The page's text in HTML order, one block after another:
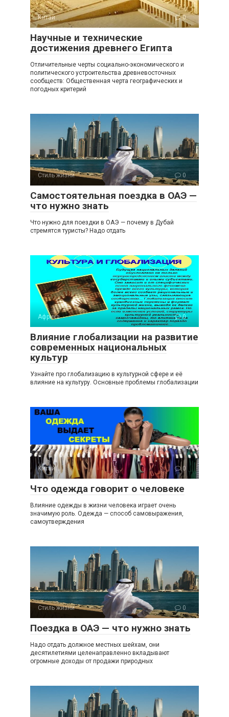
Китай 0
Научные и технические
достижения древнего Египта
Отличительные черты социально-экономического и
политического устроительства древневосточных
сообществ: Общественная черта географических и
погодных критерий
Стиль жизни 0
Самостоятельная поездка в ОАЭ —
что нужно знать
Что нужно для поездки в ОАЭ — почему в Дубай
стремятся туристы? Надо отдать
Африка 0
Влияние глобализации на развитие
современных национальных
культур
Узнайте про глобализацию в культурной сфере и её
влияние на культуру. Основные проблемы глобализации
Китай 0
Что одежда говорит о человеке
Влияние одежды в жизни человека играет очень
значимую роль. Одежда — способ самовыражения,
самоутверждения
Стиль жизни 0
Поездка в ОАЭ — что нужно знать
Надо отдать должное местных шейхам, они
десятилетиями целенаправленно вкладывают
огромные доходы от продажи природных